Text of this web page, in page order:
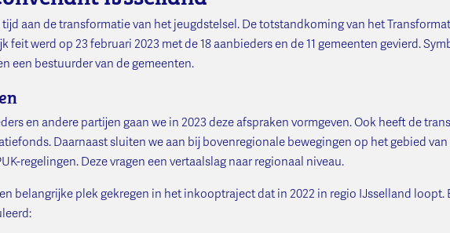
aan de transformatie van het jeugdstelsel. De totstandkoming van het
feit werd op 23 februari 2023 met de 18 aanbieders en de 11 gemeenten gevierd.
een bestuurder van de gemeenten.
en andere partijen gaan we in 2023 deze afspraken vormgeven. Ook heeft de
Daarnaast sluiten we aan bij bovenregionale bewegingen op het gebied
regelingen. Deze vragen een vertaalslag naar regionaal niveau.
belangrijke plek gekregen in het inkooptraject dat in 2022 in regio IJsselland